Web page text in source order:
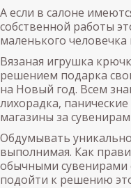
А если в салоне
собственной работы
маленького
Вязаная игрушка
решением подарка
на Новый год. Всем
лихорадка,
магазины за
Обдумывать
выполнимая. Как
обычными сувенирами
подойти к решению